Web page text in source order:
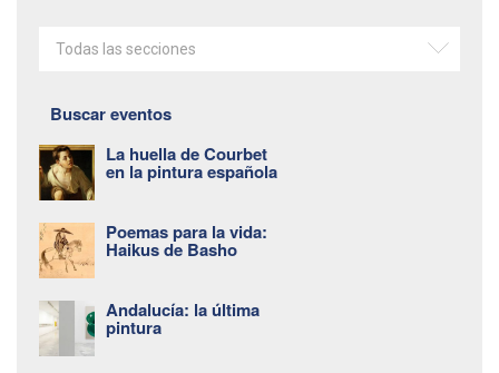
Todas las secciones
Buscar eventos
La huella de Courbet
en la pintura española
Poemas para la vida:
Haikus de Basho
Andalucía: la última
pintura